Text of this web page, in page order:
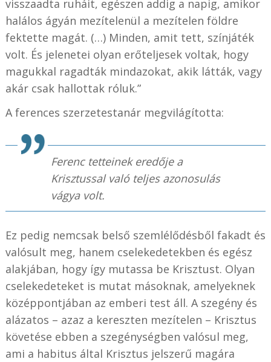
visszaadta ruháit, egészen addig a napig, amikor
halálos ágyán mezítelenül a mezítelen földre
fektette magát. (…) Minden, amit tett, színjáték
volt. És jelenetei olyan erőteljesek voltak, hogy
magukkal ragadták mindazokat, akik látták, vagy
akár csak hallottak róluk.”
A ferences szerzetestanár megvilágította:
Ferenc tetteinek eredője a
Krisztussal való teljes azonosulás
vágya volt.
Ez pedig nemcsak belső szemlélődésből fakadt és
valósult meg, hanem cselekedetekben és egész
alakjában, hogy így mutassa be Krisztust. Olyan
cselekedeteket is mutat másoknak, amelyeknek
középpontjában az emberi test áll. A szegény és
alázatos – azaz a kereszten mezítelen – Krisztus
követése ebben a szegénységben valósul meg,
ami a habitus által Krisztus jelszerű magára